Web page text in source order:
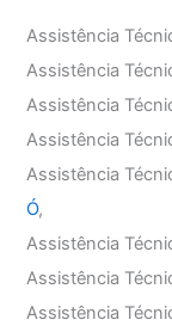
Assistência
Assistência
Assistência
Assistência
Assistência
Ó,
Assistência
Assistência
Assistência